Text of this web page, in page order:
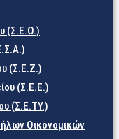
(Σ.Ε.Ο.)
(Σ.Ε.Ζ.)
(Σ.Ε.Ε.)
(Σ.Ε.TY.)
Οικονομικών